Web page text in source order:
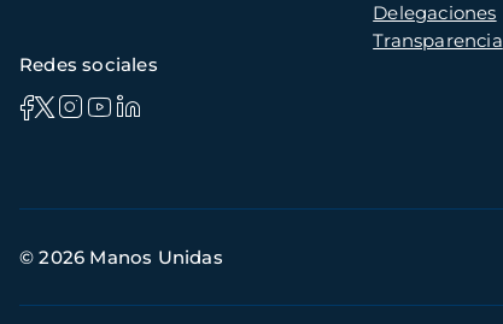
Delegaciones
Transparencia
Redes sociales
de
© 2026 Manos Unidas